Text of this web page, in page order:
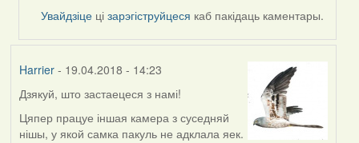
Feather
Увайдзіце цізарэгіструйцеся каб пакідаць каментары.
Harrier- 19.04.2018 - 14:23
Дзякуй, што застаецеся з намі!
Цяпер працуе іншая камера з суседняй
нішы, у якой самка пакуль не адклала яек.